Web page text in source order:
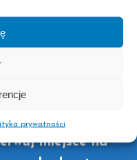
prywatności
i podasz nam swoje
policealnych Pascal
miejsce na